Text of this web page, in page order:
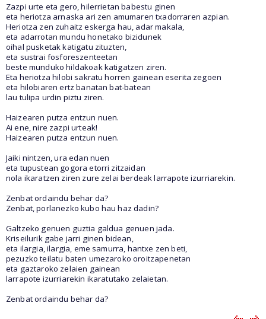
Zazpi urte eta gero, hilerrietan babestu ginen
eta heriotza arnaska ari zen amumaren txadorraren azpian.
Heriotza zen zuhaitz eskerga hau, adar makala,
eta adarrotan mundu honetako bizidunek
oihal pusketak katigatu zituzten,
eta sustrai fosforeszenteetan
beste munduko hildakoak katigatzen ziren.
Eta heriotza hilobi sakratu horren gainean eserita zegoen
eta hilobiaren ertz banatan bat-batean
lau tulipa urdin piztu ziren.
Haizearen putza entzun nuen.
Ai ene, nire zazpi urteak!
Haizearen putza entzun nuen.
Jaiki nintzen, ura edan nuen
eta tupustean gogora etorri zitzaidan
nola ikaratzen ziren zure zelai berdeak larrapote izurriarekin.
Zenbat ordaindu behar da?
Zenbat, porlanezko kubo hau haz dadin?
Galtzeko genuen guztia galdua genuen jada.
Kriseilurik gabe jarri ginen bidean,
eta ilargia, ilargia, eme samurra, hantxe zen beti,
pezuzko teilatu baten umezaroko oroitzapenetan
eta gaztaroko zelaien gainean
larrapote izurriarekin ikaratutako zelaietan.
Zenbat ordaindu behar da?